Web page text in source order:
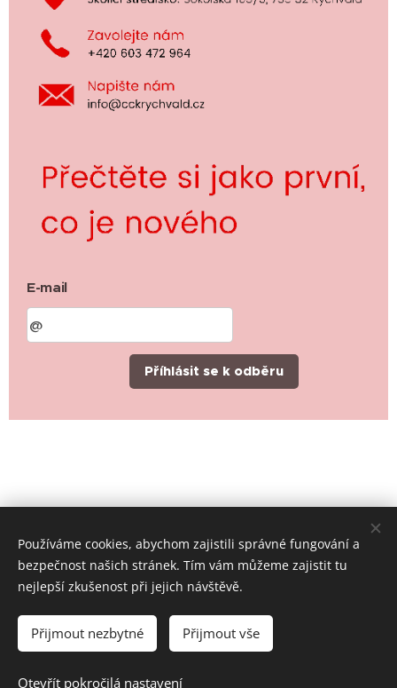
E-mail
Příhlásit se k odběru
© 2019-2026 Místní skupina ČČK Rychvald, všechna práva
Cookies
Jazyky
Používáme cookies, abychom zajistili správné fungování a
bezpečnost našich stránek. Tím vám můžeme zajistit tu
nejlepší zkušenost při jejich návštěvě.
Přijmout nezbytné Přijmout vše
Otevřít pokročilá nastavení